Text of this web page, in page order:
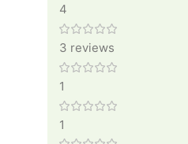
4
3 reviews
1
1